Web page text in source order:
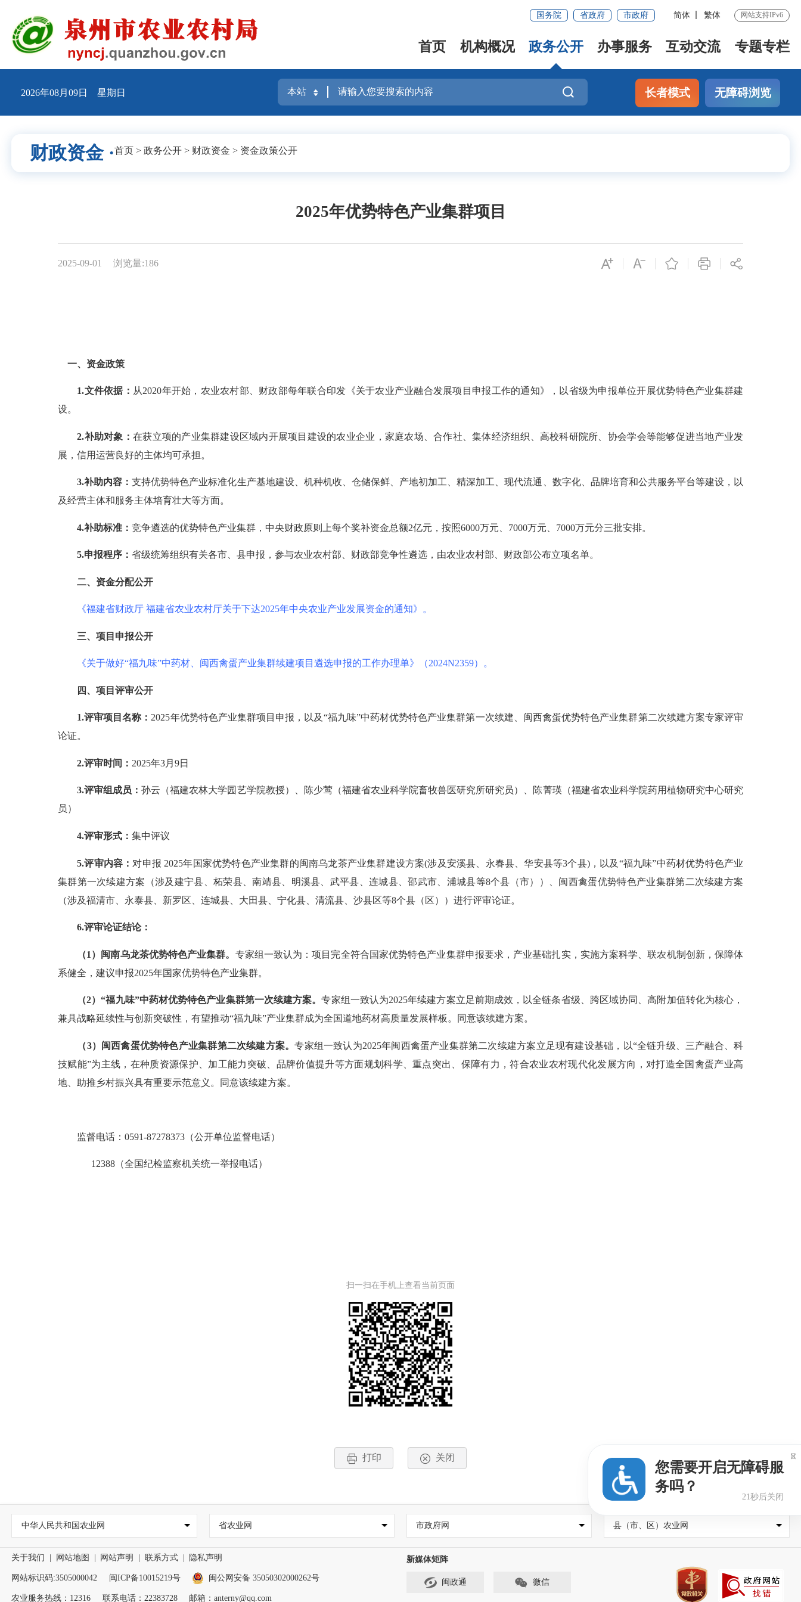
国务院 省政府 市政府 简体 繁体 网站支持IPv6
首页 机构概况 政务公开 办事服务 互动交流 专题专栏
2026年08月09日 星期日 长者模式 无障碍浏览
财政资金 ·首页 >政务公开 > 财政资金 > 资金政策公开
2025年优势特色产业集群项目
2025-09-01 浏览量:186
一、资金政策
1.文件依据： 从2020年开始，农业农村部、财政部每年联合印发《关于农业产业融合发展项目申报工作的通知》，以省级为申报单位开展优势特色产业集群建
设。
2.补助对象： 在获立项的产业集群建设区域内开展项目建设的农业企业，家庭农场、合作社、集体经济组织、高校科研院所、协会学会等能够促进当地产业发
展，信用运营良好的主体均可承担。
3.补助内容：支持优势特色产业标准化生产基地建设、机种机收、仓储保鲜、产地初加工、精深加工、现代流通、数字化、品牌培育和公共服务平台等建设，以
及经营主体和服务主体培育壮大等方面。
4.补助标准： 竞争遴选的优势特色产业集群，中央财政原则上每个奖补资金总额2亿元，按照6000万元、7000万元、7000万元分三批安排。
5.申报程序： 省级统筹组织有关各市、县申报，参与农业农村部、财政部竞争性遴选，由农业农村部、财政部公布立项名单。
二、资金分配公开
《福建省财政厅 福建省农业农村厅关于下达2025年中央农业产业发展资金的通知》。
三、项目申报公开
《关于做好“福九味”中药材、闽西禽蛋产业集群续建项目遴选申报的工作办理单》（2024N2359）。
四、项目评审公开
1.评审项目名称： 2025年优势特色产业集群项目申报，以及“福九味”中药材优势特色产业集群第一次续建、闽西禽蛋优势特色产业集群第二次续建方案专家评审
论证。
2.评审时间： 2025年3月9日
3.评审组成员：孙云（福建农林大学园艺学院教授）、陈少莺（福建省农业科学院畜牧兽医研究所研究员）、陈菁瑛（福建省农业科学院药用植物研究中心研究
员）
4.评审形式： 集中评议
5.评审内容： 对申报 2025年国家优势特色产业集群的闽南乌龙茶产业集群建设方案(涉及安溪县、永春县、华安县等3个县)，以及“福九味”中药材优势特色产业
集群第一次续建方案（涉及建宁县、柘荣县、南靖县、明溪县、武平县、连城县、邵武市、浦城县等8个县（市））、闽西禽蛋优势特色产业集群第二次续建方案
（涉及福清市、永泰县、新罗区、连城县、大田县、宁化县、清流县、沙县区等8个县（区））进行评审论证。
6.评审论证结论：
（1）闽南乌龙茶优势特色产业集群。 专家组一致认为：项目完全符合国家优势特色产业集群申报要求，产业基础扎实，实施方案科学、联农机制创新，保障体
系健全，建议申报2025年国家优势特色产业集群。
（2）“福九味”中药材优势特色产业集群第一次续建方案。专家组一致认为2025年续建方案立足前期成效，以全链条省级、跨区域协同、高附加值转化为核心，
兼具战略延续性与创新突破性，有望推动“福九味”产业集群成为全国道地药材高质量发展样板。同意该续建方案。
（3）闽西禽蛋优势特色产业集群第二次续建方案。专家组一致认为2025年闽西禽蛋产业集群第二次续建方案立足现有建设基础，以“全链升级、三产融合、科
技赋能”为主线，在种质资源保护、加工能力突破、品牌价值提升等方面规划科学、重点突出、保障有力，符合农业农村现代化发展方向，对打造全国禽蛋产业高
地、助推乡村振兴具有重要示范意义。同意该续建方案。
监督电话： 0591-87278373（公开单位监督电话）
12388（全国纪检监察机关统一举报电话）
扫一扫在手机上查看当前页面
打印 关闭
中华人民共和国农业网 省农业网 市政府网 县（市、区）农业网
关于我们 | 网站地图 | 网站声明 | 联系方式 | 隐私声明
网站标识码:3505000042 闽ICP备10015219号 闽公网安备 35050302000262号
农业服务热线：12316 联系电话：22383728 邮箱：anterny@qq.com
新媒体矩阵
闽政通 微信
您需要开启无障碍服
务吗？
20秒后关闭
